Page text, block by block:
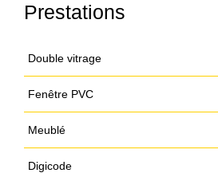
Prestations
Double vitrage
Fenêtre PVC
Meublé
Digicode